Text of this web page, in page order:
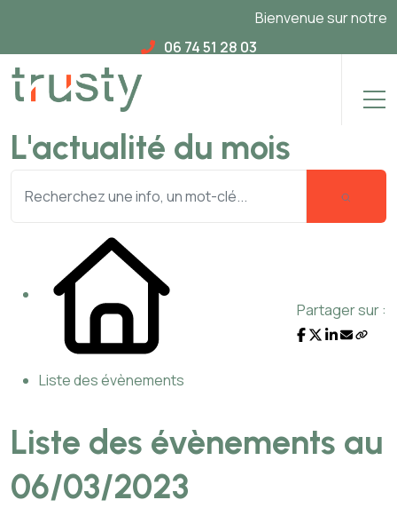
Bienvenue sur notre
06 74 51 28 03
L'actualité du mois
Liste des évènements
Partager sur :
Liste des évènements au
06/03/2023